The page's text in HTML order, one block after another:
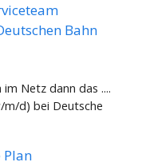
Bahn
Netz dann das ....
d) bei Deutsche
Plan